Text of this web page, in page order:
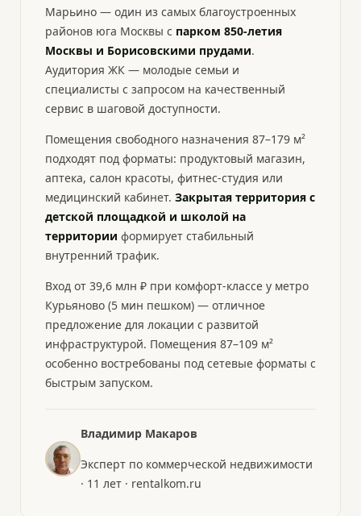
Марьино — один из самых благоустроенных
районов юга Москвы с парком 850-летия
Москвы и Борисовскими прудами.
Аудитория ЖК — молодые семьи и
специалисты с запросом на качественный
сервис в шаговой доступности.
Помещения свободного назначения 87–179 м²
подходят под форматы: продуктовый магазин,
аптека, салон красоты, фитнес-студия или
медицинский кабинет. Закрытая территория с
детской площадкой и школой на
территории формирует стабильный
внутренний трафик.
Вход от 39,6 млн ₽ при комфорт-классе у метро
Курьяново (5 мин пешком) — отличное
предложение для локации с развитой
инфраструктурой. Помещения 87–109 м²
особенно востребованы под сетевые форматы с
быстрым запуском.
Владимир Макаров
Эксперт по коммерческой недвижимости
· 11 лет · rentalkom.ru